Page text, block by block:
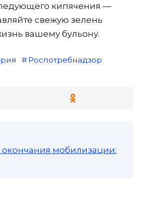
кипячения —
свежую зелень
вашему бульону.
Роспотребнадзор
окончания мобилизации: